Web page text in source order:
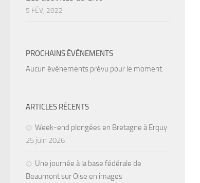
5 FÉV, 2022
PROCHAINS ÉVÈNEMENTS
Aucun évènements prévu pour le moment.
ARTICLES RÉCENTS
Week-end plongées en Bretagne à Erquy
25 juin 2026
Une journée à la base fédérale de
Beaumont sur Oise en images